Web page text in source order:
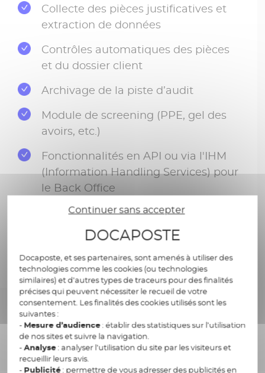
Collecte des pièces justificatives et
extraction de données
Contrôles automatiques des pièces
et du dossier client
Archivage de la piste d’audit
Module de screening (PPE, gel des
avoirs, etc.)
Fonctionnalités en API ou via l'IHM
(Information Handling Services) pour
le Back Office
Continuer sans accepter
DOCAPOSTE
Docaposte, et ses partenaires, sont amenés à utiliser des
technologies comme les cookies (ou technologies
similaires) et d’autres types de traceurs pour des finalités
précises qui peuvent nécessiter le recueil de votre
consentement. Les finalités des cookies utilisés sont les
suivantes :
- Mesure d’audience: établir des statistiques sur l’utilisation
de nos sites et suivre la navigation.
-Analyse: analyser l’utilisation du site par les visiteurs et
recueillir leurs avis.
- Publicité: permettre de vous adresser des publicités en